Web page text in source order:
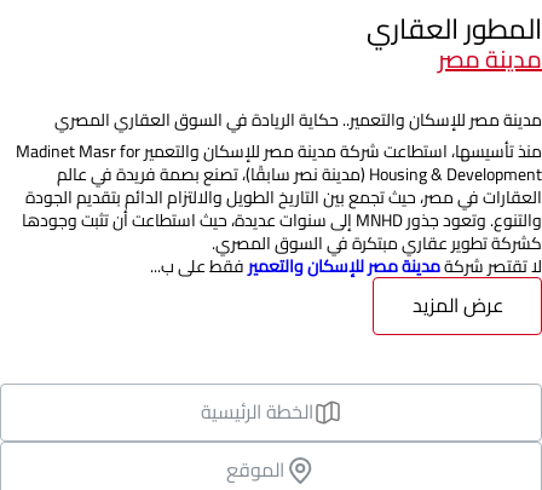
المطور العقاري
مدينة مصر
مدينة مصر للإسكان والتعمير.. حكاية الريادة في السوق العقاري المصري
منذ تأسيسها، استطاعت شركة مدينة مصر للإسكان والتعمير Madinet Masr for
Housing & Development (مدينة نصر سابقًا)، تصنع بصمة فريدة في عالم
العقارات في مصر، حيث تجمع بين التاريخ الطويل والالتزام الدائم بتقديم الجودة
والتنوع. وتعود جذور MNHD إلى سنوات عديدة، حيث استطاعت أن تثبت وجودها
كشركة تطوير عقاري مبتكرة في السوق المصري.
لا تقتصر شركةمدينة مصر للإسكان والتعميرفقط على ب...
عرض المزيد
الخطة الرئيسية
الموقع